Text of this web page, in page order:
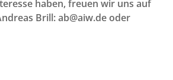
haben, freuen wir uns auf
Brill: ab@aiw.de oder